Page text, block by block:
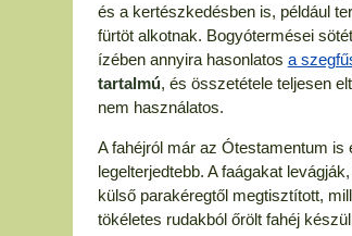
és a kertészkedésben is, például
fürtöt alkotnak. Bogyótermései
ízében annyira hasonlatos a
tartalmú, és összetétele teljesen
nem használatos.
A fahéjról már az Ótestamentum is
legelterjedtebb. A faágakat
külső parakéregtől megtisztított,
tökéletes rudakból őrölt fahéj